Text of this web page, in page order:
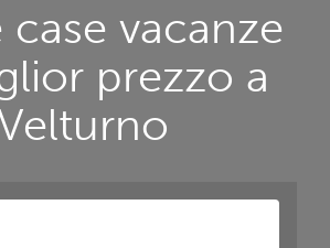
case vacanze
prezzo a